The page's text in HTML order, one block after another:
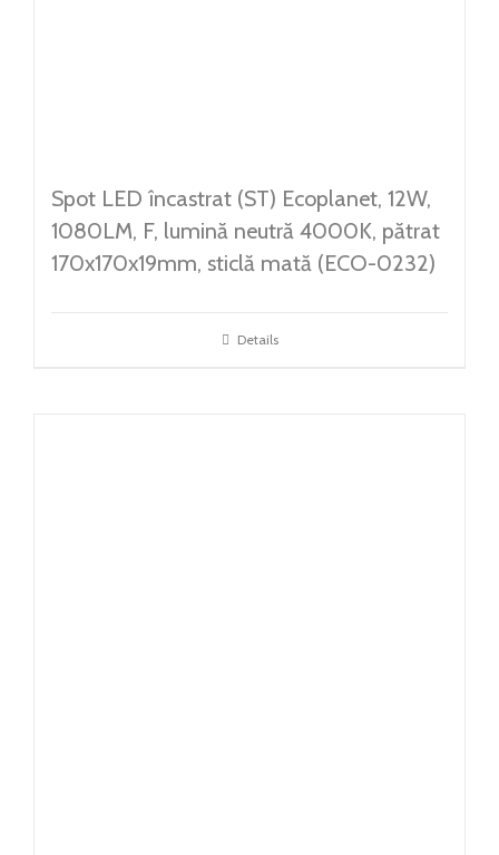
Spot LED încastrat (ST) Ecoplanet, 12W,
1080LM, F, lumină neutră 4000K, pătrat
170x170x19mm, sticlă mată (ECO-0232)
Details